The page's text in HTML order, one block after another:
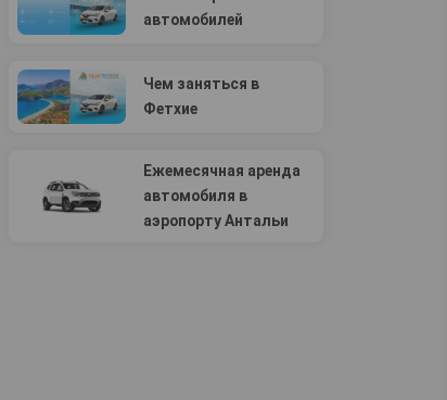
автомобилей
Чем заняться в
Фетхие
Ежемесячная аренда
автомобиля в
аэропорту Антальи